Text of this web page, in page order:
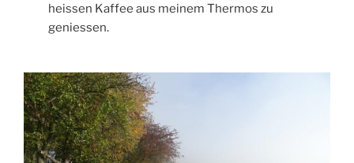
heissen Kaffee aus meinem Thermos zu
geniessen.